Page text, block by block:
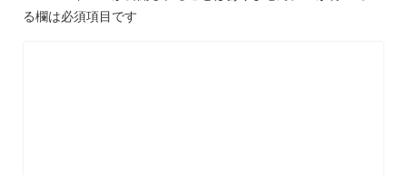
る欄は必須項目です